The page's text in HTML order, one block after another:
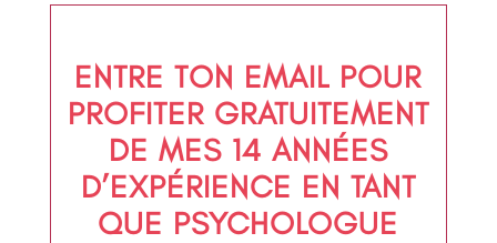
ENTRE TON EMAIL POUR
PROFITER GRATUITEMENT
DE MES 14 ANNÉES
D’EXPÉRIENCE EN TANT
QUE PSYCHOLOGUE